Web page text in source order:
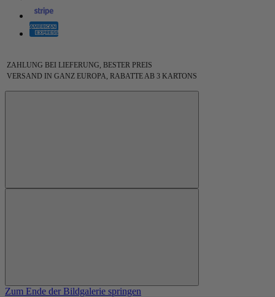
ZAHLUNG BEI LIEFERUNG, BESTER PREIS
VERSAND IN GANZ EUROPA, RABATTE AB 3 KARTONS
Zum Ende der Bildgalerie springen